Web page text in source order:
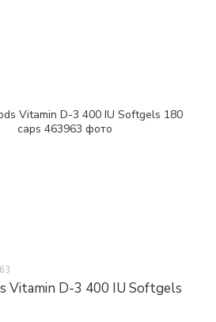
Vitamin D-3 400 IU Softgels